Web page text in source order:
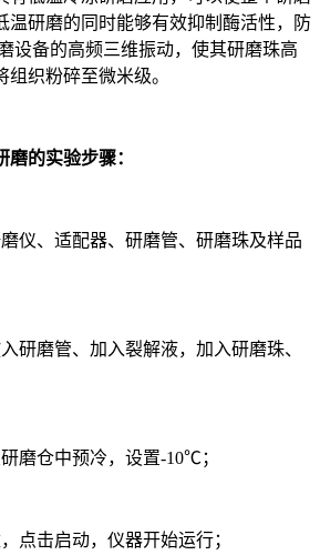
温研磨的同时能够有效抑制酶活性，防
设备的高频三维振动，使其研磨珠高
织粉碎至微米级。
磨的实验步骤：
、适配器、研磨管、研磨珠及样品
磨管、加入裂解液，加入研磨珠、
仓中预冷，设置-10℃；
击启动，仪器开始运行；